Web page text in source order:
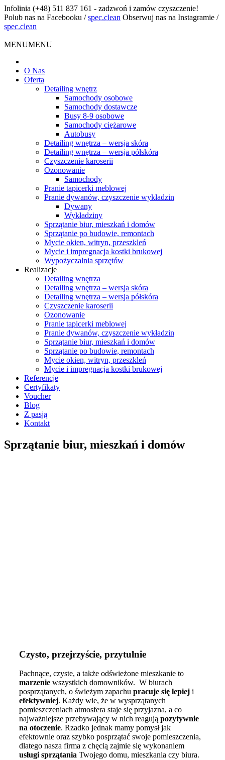
Infolinia (+48) 511 837 161 - zadzwoń i zamów czyszczenie!
Polub nas na Facebooku /spec.clean Obserwuj nas na Instagramie /
spec.clean
MENUMENU
O Nas
Oferta
Detailing wnętrz
Samochody osobowe
Samochody dostawcze
Busy 8-9 osobowe
Samochody ciężarowe
Autobusy
Detailing wnętrza – wersja skóra
Detailing wnętrza – wersja półskóra
Czyszczenie karoserii
Ozonowanie
Samochody
Pranie tapicerki meblowej
Pranie dywanów, czyszczenie wykładzin
Dywany
Wykładziny
Sprzątanie biur, mieszkań i domów
Sprzątanie po budowie, remontach
Mycie okien, witryn, przeszkleń
Mycie i impregnacja kostki brukowej
Wypożyczalnia sprzętów
Realizacje
Detailing wnętrza
Detailing wnętrza – wersja skóra
Detailing wnętrza – wersja półskóra
Czyszczenie karoserii
Ozonowanie
Pranie tapicerki meblowej
Pranie dywanów, czyszczenie wykładzin
Sprzątanie biur, mieszkań i domów
Sprzątanie po budowie, remontach
Mycie okien, witryn, przeszkleń
Mycie i impregnacja kostki brukowej
Referencje
Certyfikaty
Voucher
Blog
Z pasją
Kontakt
Sprzątanie biur, mieszkań i domów
Czysto, przejrzyście, przytulnie
Pachnące, czyste, a także odświeżone mieszkanie to
marzenie wszystkich domowników. W biurach
posprzątanych, o świeżym zapachu pracuje się lepiej i
efektywniej. Każdy wie, że w wysprzątanych
pomieszczeniach atmosfera staje się przyjazna, a co
najważniejsze przebywający w nich reagują pozytywnie
na otoczenie. Rzadko jednak mamy pomysł jak
efektownie oraz szybko posprzątać swoje pomieszczenia,
dlatego nasza firma z chęcią zajmie się wykonaniem
usługi sprzątania Twojego domu, mieszkania czy biura.